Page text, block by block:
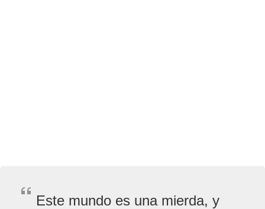
Este mundo es una mierda, y